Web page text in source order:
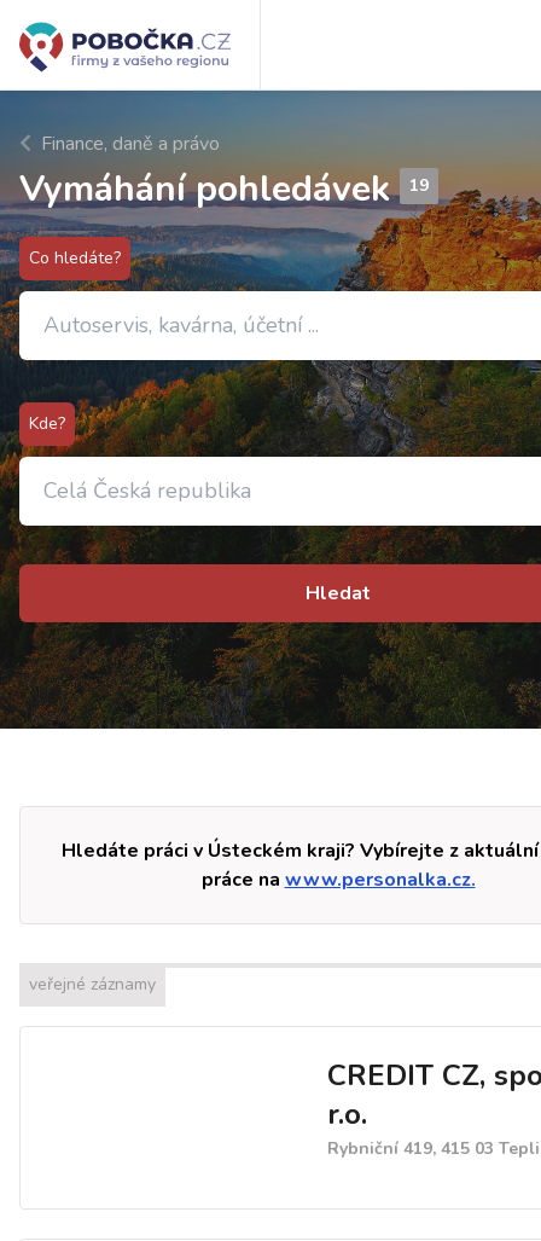
Finance, daně a právo
Vymáhání pohledávek 19
Co hledáte?
Kde?
Hledat
Hledáte práci v Ústeckém kraji? Vybírejte z
práce na www.personalka.cz.
veřejné záznamy
CREDIT CZ,
r.o.
Rybniční 419, 415 03